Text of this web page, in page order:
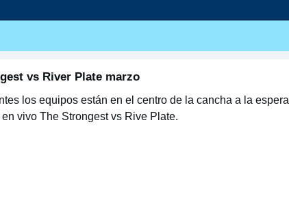
vs River Plate marzo
los equipos están en el centro de la cancha a la espera
vivo The Strongest vs Rive Plate.